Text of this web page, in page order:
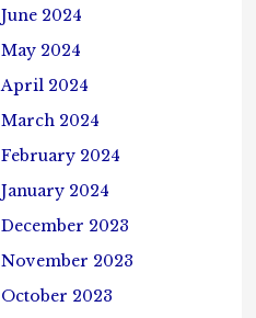
June 2024
May 2024
April 2024
March 2024
February 2024
January 2024
December 2023
November 2023
October 2023